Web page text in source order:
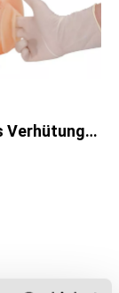
Weibliches Verhütungsmodell